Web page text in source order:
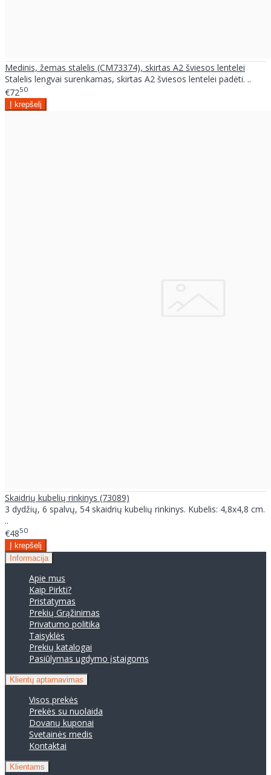
Medinis, žemas stalelis (CM73374), skirtas A2 šviesos lentelei
Stalelis lengvai surenkamas, skirtas A2 šviesos lentelei padėti. ..
€7250
Skaidrių kubelių rinkinys (73089)
3 dydžių, 6 spalvų, 54 skaidrių kubelių rinkinys. Kubelis: 4,8x4,8 cm.
..
€4850
Informacija
Apie mus
Kaip Pirkti?
Pristatymas
Prekių Grąžinimas
Privatumo politika
Taisyklės
Prekių katalogai
Pasiūlymas ugdymo įstaigoms
Klientų aptarnavimas
Visos prekės
Prekės su nuolaida
Dovanų kuponai
Svetainės medis
Kontaktai
Klientams